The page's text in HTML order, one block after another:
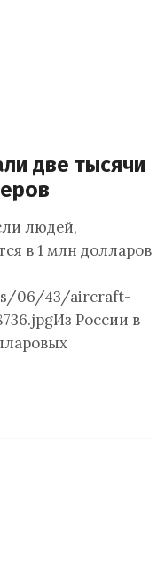
две тысячи
людей,
в 1 млн долларов
06/43/aircraft-
России в